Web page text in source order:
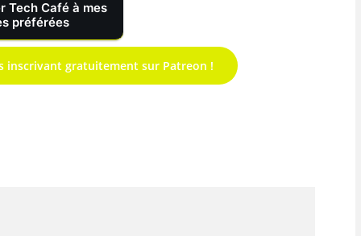
Tech Café à mes
préférées
inscrivant gratuitement sur Patreon !